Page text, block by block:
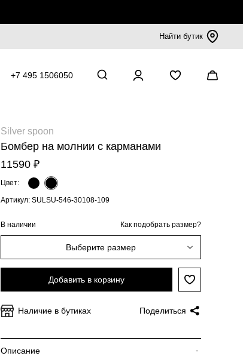
Найти бутик
+7 495 1506050
Silver spoon
Бомбер на молнии с карманами
11590 ₽
Цвет:
Артикул: SULSU-546-30108-109
В наличии Как подобрать размер?
Выберите размер
Добавить в корзину
Наличие в бутиках Поделиться
Описание -